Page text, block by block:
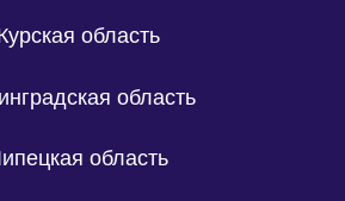
область
область
область